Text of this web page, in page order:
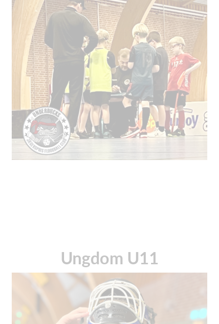
Ungdom U11